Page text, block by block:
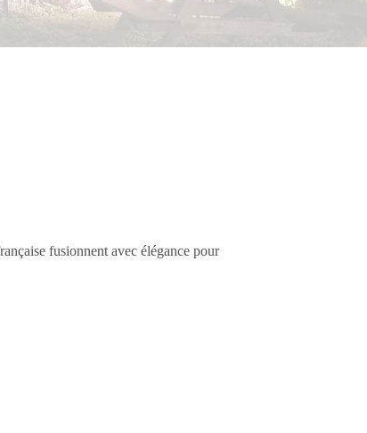
fusionnent avec élégance pour